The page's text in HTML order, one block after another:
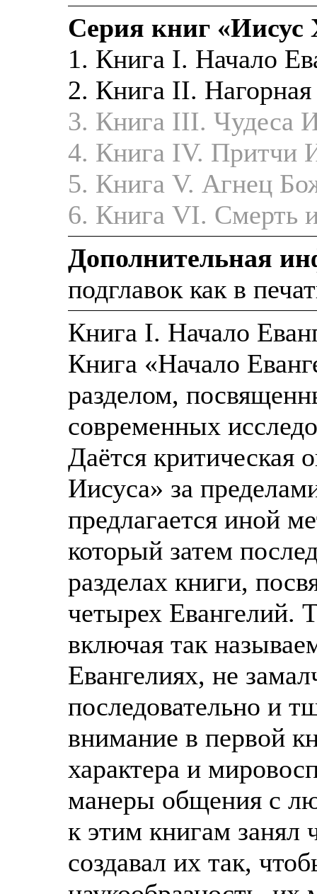
Серия книг «Иисус
1. Книга I. Начало
2. Книга II. Нагорная
3. Книга III. Чудеса
4. Книга IV. Притчи
5. Книга V. Агнец
6. Книга VI. Смерть
Дополнительная
подглавок как в
Книга I. Начало
Книга «Начало
разделом,
современных
Даётся критическая
Иисуса» за
предлагается иной
который затем
разделах книги,
четырех Евангелий.
включая так
Евангелиях, не
последовательно и
внимание в первой
характера и
манеры общения с
к этим книгам занял
создавал их так,